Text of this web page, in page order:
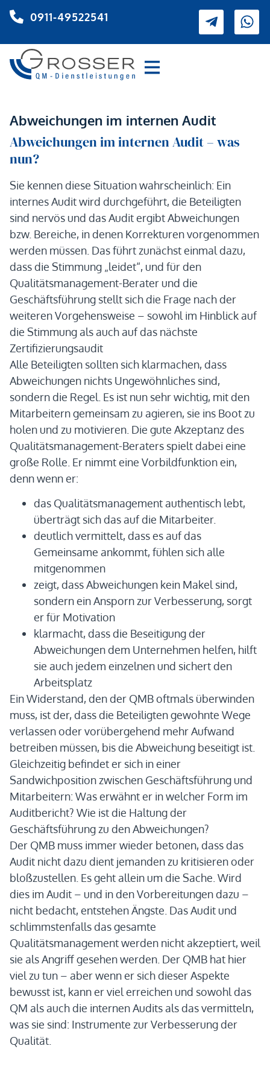
0911-49522541
Abweichungen im internen Audit
Abweichungen im internen Audit – was
nun?
Sie kennen diese Situation wahrscheinlich: Ein
internes Audit wird durchgeführt, die Beteiligten
sind nervös und das Audit ergibt Abweichungen
bzw. Bereiche, in denen Korrekturen vorgenommen
werden müssen. Das führt zunächst einmal dazu,
dass die Stimmung „leidet“, und für den
Qualitätsmanagement-Berater und die
Geschäftsführung stellt sich die Frage nach der
weiteren Vorgehensweise – sowohl im Hinblick auf
die Stimmung als auch auf das nächste
Zertifizierungsaudit
Alle Beteiligten sollten sich klarmachen, dass
Abweichungen nichts Ungewöhnliches sind,
sondern die Regel. Es ist nun sehr wichtig, mit den
Mitarbeitern gemeinsam zu agieren, sie ins Boot zu
holen und zu motivieren. Die gute Akzeptanz des
Qualitätsmanagement-Beraters spielt dabei eine
große Rolle. Er nimmt eine Vorbildfunktion ein,
denn wenn er:
das Qualitätsmanagement authentisch lebt,
überträgt sich das auf die Mitarbeiter.
deutlich vermittelt, dass es auf das
Gemeinsame ankommt, fühlen sich alle
mitgenommen
zeigt, dass Abweichungen kein Makel sind,
sondern ein Ansporn zur Verbesserung, sorgt
er für Motivation
klarmacht, dass die Beseitigung der
Abweichungen dem Unternehmen helfen, hilft
sie auch jedem einzelnen und sichert den
Arbeitsplatz
Ein Widerstand, den der QMB oftmals überwinden
muss, ist der, dass die Beteiligten gewohnte Wege
verlassen oder vorübergehend mehr Aufwand
betreiben müssen, bis die Abweichung beseitigt ist.
Gleichzeitig befindet er sich in einer
Sandwichposition zwischen Geschäftsführung und
Mitarbeitern: Was erwähnt er in welcher Form im
Auditbericht? Wie ist die Haltung der
Geschäftsführung zu den Abweichungen?
Der QMB muss immer wieder betonen, dass das
Audit nicht dazu dient jemanden zu kritisieren oder
bloßzustellen. Es geht allein um die Sache. Wird
dies im Audit – und in den Vorbereitungen dazu –
nicht bedacht, entstehen Ängste. Das Audit und
schlimmstenfalls das gesamte
Qualitätsmanagement werden nicht akzeptiert, weil
sie als Angriff gesehen werden. Der QMB hat hier
viel zu tun – aber wenn er sich dieser Aspekte
bewusst ist, kann er viel erreichen und sowohl das
QM als auch die internen Audits als das vermitteln,
was sie sind: Instrumente zur Verbesserung der
Qualität.